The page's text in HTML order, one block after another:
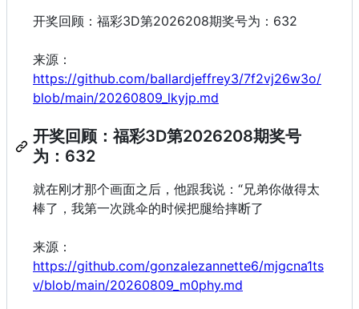
开奖回顾：福彩3D第2026208期奖号为：632
来源：
https://github.com/ballardjeffrey3/7f2vj26w3o/
blob/main/20260809_lkyjp.md
开奖回顾：福彩3D第2026208期奖号
为：632
就在刚才那个画面之后，他跟我说：“兄弟你做得太
棒了，我第一次跳伞的时候把腿给摔断了
来源：
https://github.com/gonzalezannette6/mjgcna1ts
v/blob/main/20260809_m0phy.md